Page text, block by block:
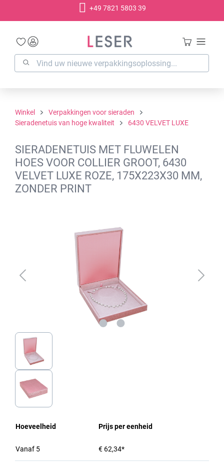
+49 7821 5803 39
Winkel
Verpakkingen voor sieraden
Sieradenetuis van hoge kwaliteit
6430 VELVET LUXE
SIERADENETUIS MET FLUWELEN
HOES VOOR COLLIER GROOT, 6430
VELVET LUXE ROZE, 175X223X30 MM,
ZONDER PRINT
Hoeveelheid Prijs per eenheid
Vanaf 5 € 62,34*